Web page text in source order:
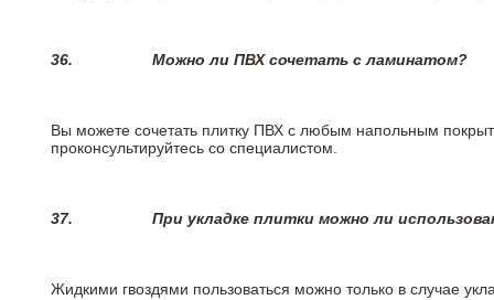
36. Можно ли ПВХ сочетать с ламинатом?
Вы можете сочетать плитку ПВХ с любым напольным
проконсультируйтесь со специалистом.
37. При укладке плитки можно ли
Жидкими гвоздями пользоваться можно только в случае